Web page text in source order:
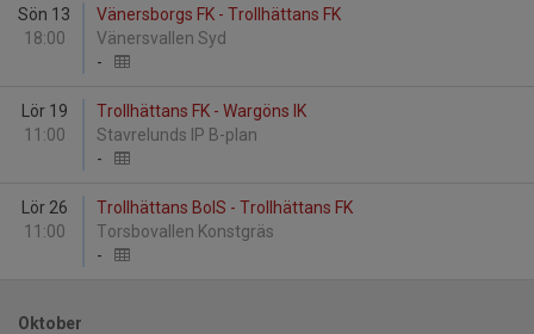
Sön 13
18:00
Vänersborgs FK - Trollhättans FK
Vänersvallen Syd
-
Lör 19
11:00
Trollhättans FK - Wargöns IK
Stavrelunds IP B-plan
-
Lör 26
11:00
Trollhättans BoIS - Trollhättans FK
Torsbovallen Konstgräs
-
Oktober